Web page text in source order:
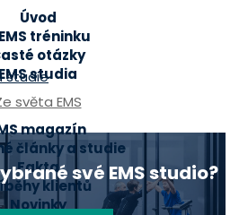
studie
své EMS studio?
Úvod
tréninku
otázky
studia
světa EMS
magazín
články a studie
Fakta
klientů
Novinky